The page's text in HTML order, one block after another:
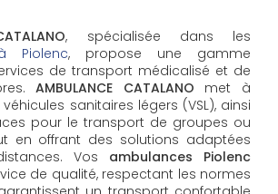
, spécialisée dans les
Piolenc, propose une gamme
de transport médicalisé et de
AMBULANCE CATALANO met à
sanitaires légers (VSL), ainsi
pour le transport de groupes ou
en offrant des solutions adaptées
Vos ambulances Piolenc
de qualité, respectant les normes